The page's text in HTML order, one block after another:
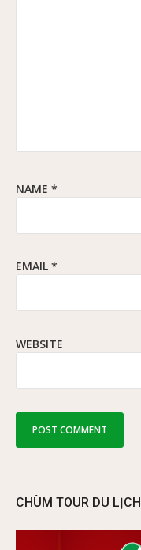
NAME *
EMAIL *
WEBSITE
CHÙM TOUR DU LỊCH